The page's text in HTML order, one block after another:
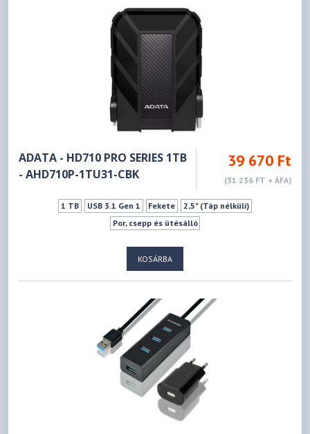
ADATA - HD710 PRO SERIES 1TB
- AHD710P-1TU31-CBK
39 670 Ft
(31 236 FT + ÁFA)
1 TB USB 3.1 Gen 1 Fekete
2,5" (Táp nélküli)
Por, csepp és ütésálló
KOSÁRBA